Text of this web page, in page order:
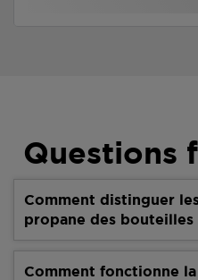
Questions
Comment distinguer
propane des bouteilles
Comment fonctionne la